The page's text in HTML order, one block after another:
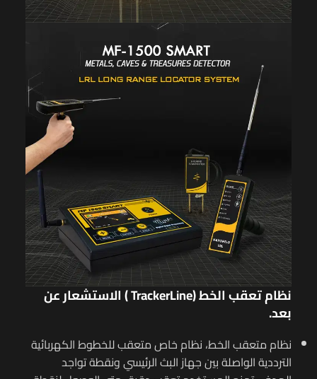
نظام تعقب الخط (Line
Tracker) الاستشعار عن
بعد.
نظام متعقب الخط، نظام خاص متعقب للخطوط الكهربائية
الترددية الواصلة بين جهاز البث الرئيسي ونقطة تواجد